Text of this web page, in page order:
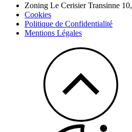
Zoning Le Cerisier Transinne 10,
Cookies
Politique de Confidentialité
Mentions Légales